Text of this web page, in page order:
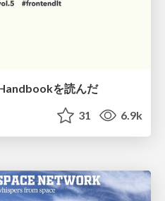
を読んだ
31 6.9k